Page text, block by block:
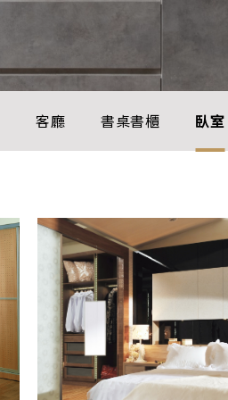
客廳 書桌書櫃 臥室